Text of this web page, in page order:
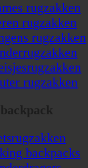
rugzakken
rugzakken
rugzakken
rugzakken
backpacks